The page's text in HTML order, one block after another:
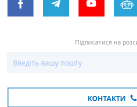
Підписатися на
КОНТАКТИ